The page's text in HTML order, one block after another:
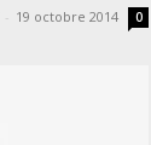
- 19 octobre 2014 0